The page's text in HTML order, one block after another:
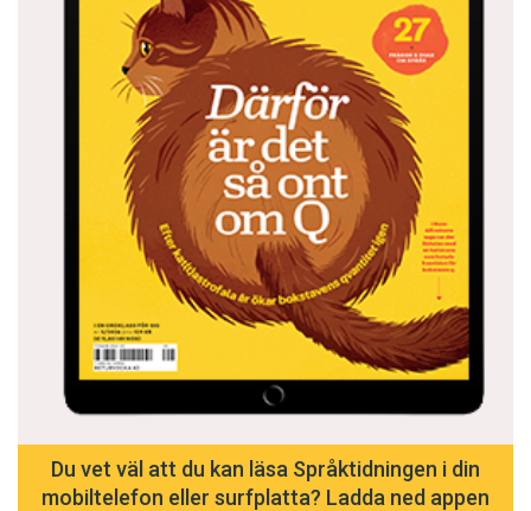
Du vet väl att du kan läsa Språktidningen i din
mobiltelefon eller surfplatta? Ladda ned appen